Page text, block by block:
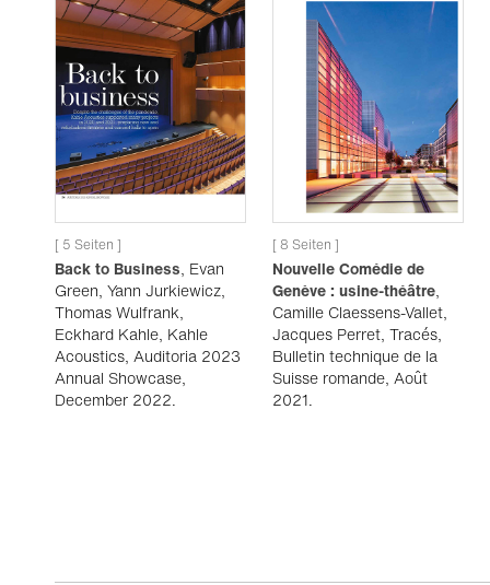
[ 5 Seiten ]
Back to Business, Evan
Green, Yann Jurkiewicz,
Thomas Wulfrank,
Eckhard Kahle, Kahle
Acoustics, Auditoria 2023
Annual Showcase,
December 2022.
[ 8 Seiten ]
Nouvelle Comédie de
Genève : usine-théâtre,
Camille Claessens-Vallet,
Jacques Perret, Tracés,
Bulletin technique de la
Suisse romande, Août
2021.